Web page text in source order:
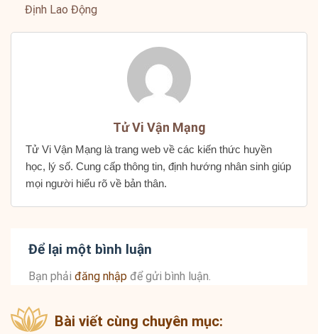
Định Lao Động
Tử Vi Vận Mạng
Tử Vi Vận Mạng là trang web về các kiến thức huyền
học, lý số. Cung cấp thông tin, định hướng nhân sinh giúp
mọi người hiểu rõ về bản thân.
Để lại một bình luận
Bạn phải đăng nhập để gửi bình luận.
Bài viết cùng chuyên mục: